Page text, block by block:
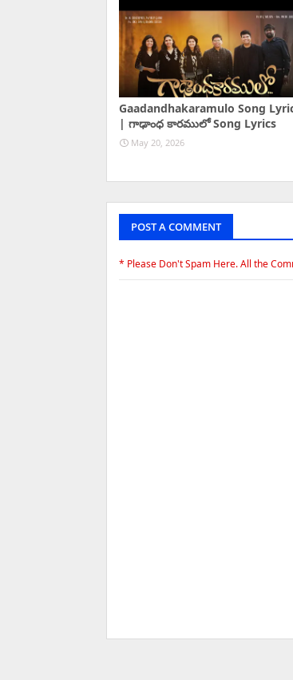
Gaadandhakaramulo Song
| గాఢాంధ కారములో Song Lyrics
May 20, 2026
POST A COMMENT
* Please Don't Spam Here. All the